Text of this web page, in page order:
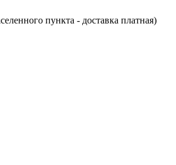
пункта - доставка платная)